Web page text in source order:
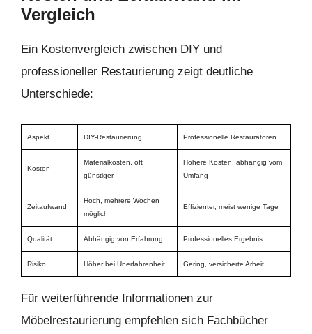
Vergleich
Ein Kostenvergleich zwischen DIY und
professioneller Restaurierung zeigt deutliche
Unterschiede:
Aspekt DIY-Restaurierung Professionelle Restauratoren
Kosten
Materialkosten, oft
günstiger
Höhere Kosten, abhängig vom
Umfang
Zeitaufwand
Hoch, mehrere Wochen
möglich
Effizienter, meist wenige Tage
Qualität Abhängig von Erfahrung Professionelles Ergebnis
Risiko Höher bei Unerfahrenheit Gering, versicherte Arbeit
Für weiterführende Informationen zur
Möbelrestaurierung empfehlen sich Fachbücher